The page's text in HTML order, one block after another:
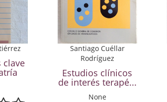
clave
Santiago Cuéllar
Rodríguez
Estudios clínicos
de interés terapé...
None